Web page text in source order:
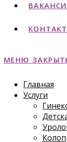
МЕНЮ
Главная
Услуги